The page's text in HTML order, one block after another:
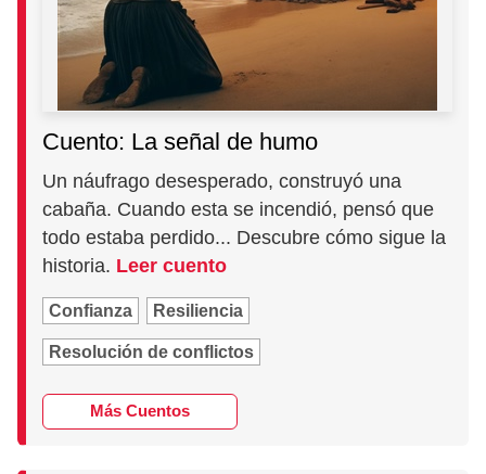
Cuento: La señal de humo
Un náufrago desesperado, construyó una
cabaña. Cuando esta se incendió, pensó que
todo estaba perdido... Descubre cómo sigue la
historia. Leer cuento
Confianza Resiliencia
Resolución de conflictos
Más Cuentos